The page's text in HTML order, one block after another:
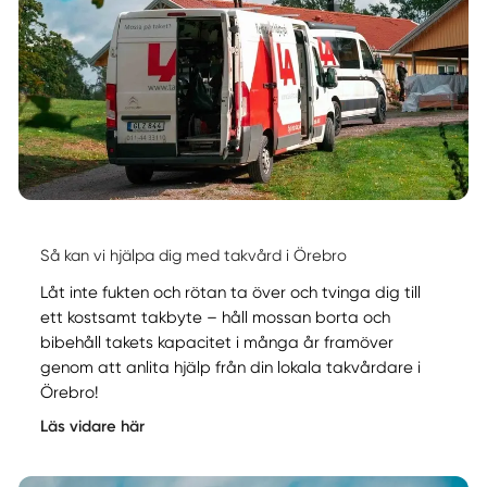
Så kan vi hjälpa dig med takvård i Örebro
Låt inte fukten och rötan ta över och tvinga dig till
ett kostsamt takbyte – håll mossan borta och
bibehåll takets kapacitet i många år framöver
genom att anlita hjälp från din lokala takvårdare i
Örebro!
Läs vidare här